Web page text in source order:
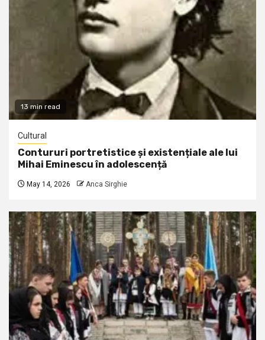
13 min read
Cultural
Contururi portretistice și existențiale ale lui
Mihai Eminescu în adolescență
May 14, 2026 Anca Sirghie